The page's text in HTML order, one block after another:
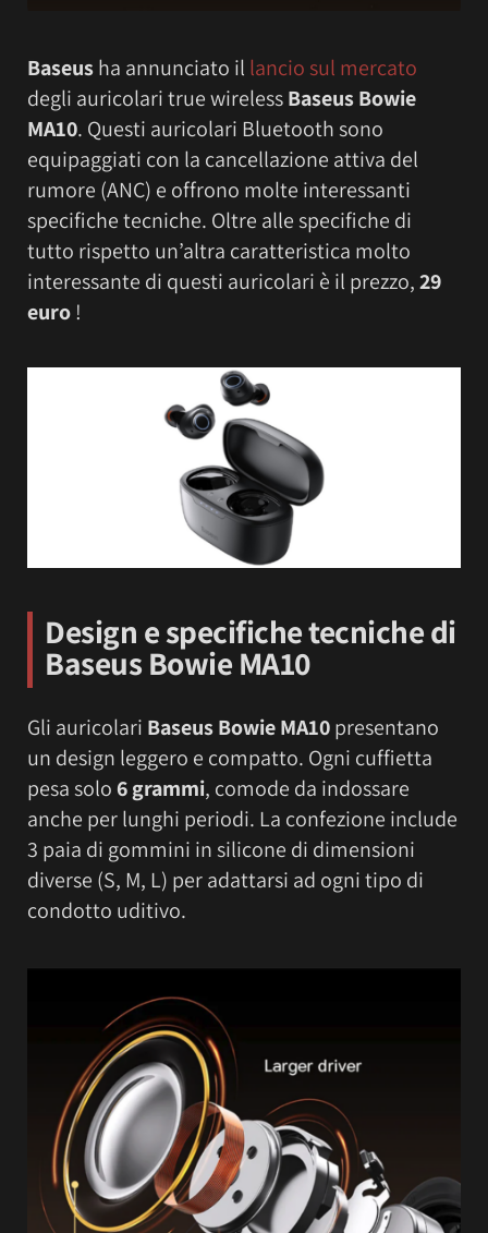
Baseusha annunciato il lancio sul mercato
degli auricolari true wirelessBaseus Bowie
MA10. Questi auricolari Bluetooth sono
equipaggiati con la cancellazione attiva del
rumore (ANC) e offrono molte interessanti
specifiche tecniche. Oltre alle specifiche di
tutto rispetto un’altra caratteristica molto
interessante di questi auricolari è il prezzo,29
euro!
Design e specifiche tecniche di
Baseus Bowie MA10
Gli auricolari Baseus Bowie MA10presentano
un design leggero e compatto. Ogni cuffietta
pesa solo6 grammi, comode da indossare
anche per lunghi periodi. La confezione include
3 paia di gommini in silicone di dimensioni
diverse (S, M, L) per adattarsi ad ogni tipo di
condotto uditivo.